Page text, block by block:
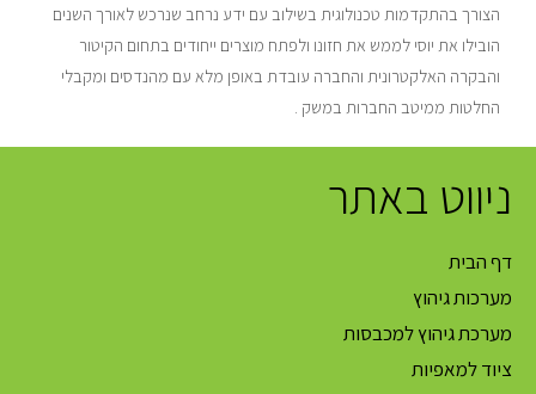
הצורך בהתקדמות טכנולוגית בשילוב עם ידע נרחב שנרכש לאורך השנים
הובילו את יוסי לממש את חזונו ולפתח מוצרים ייחודים בתחום הקיטור
והבקרה האלקטרונית והחברה עובדת באופן מלא עם מהנדסים ומקבלי
החלטות ממיטב החברות במשק .
ניווט באתר
דף הבית
מערכות גיהוץ
מערכת גיהוץ למכבסות
ציוד למאפיות